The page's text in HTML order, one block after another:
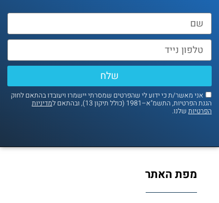
אני מאשר/ת כי ידוע לי שהפרטים שמסרתי יישמרו ויעובדו בהתאם לחוק
הפרטיות, התשמ"א–1981 (כולל תיקון 13), ובהתאם ל מדיניות
שלנו.
שלח
מפת האתר